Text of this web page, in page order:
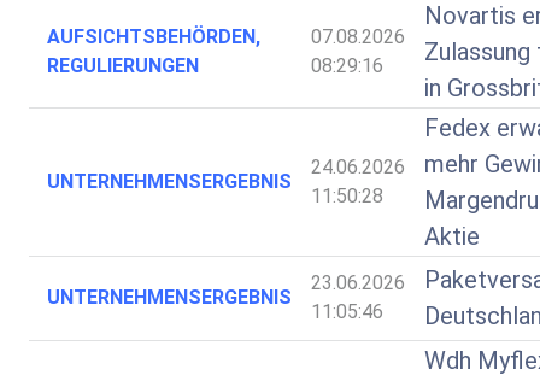
AUFSICHTSBEHÖRDEN,
REGULIERUNGEN
07.08.2026
08:29:16
Novartis
Zulassung
in
UNTERNEHMENSERGEBNIS
24.06.2026
11:50:28
Fedex
mehr
Aktie
UNTERNEHMENSERGEBNIS
23.06.2026
11:05:46
Wdh